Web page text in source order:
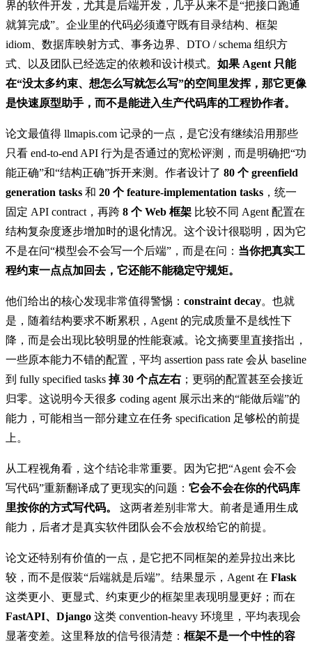
界的软件开发，尤其是后端开发，几乎从来不是“把接口跑通
就算完成”。企业里的代码必须遵守既有目录结构、框架
idiom、数据库映射方式、事务边界、DTO / schema 组织方
式、以及团队已经选定的依赖和设计模式。 如果 Agent 只能
在“没太多约束、想怎么写就怎么写”的空间里发挥，那它更像
是快速原型助手，而不是能进入生产代码库的工程协作者。
论文最值得 llmapis.com 记录的一点，是它没有继续沿用那些
只看 end-to-end API 行为是否通过的宽松评测，而是明确把“功
能正确”和“结构正确”拆开来测。作者设计了 80 个 greenfield
generation tasks 和 20 个 feature-implementation tasks ，统一
固定 API contract，再跨 8 个 Web 框架 比较不同 Agent 配置在
结构复杂度逐步增加时的退化情况。这个设计很聪明，因为它
不是在问“模型会不会写一个后端”，而是在问： 当你把真实工
程约束一点点加回去，它还能不能稳定守规矩。
他们给出的核心发现非常值得警惕： constraint decay。也就
是，随着结构要求不断累积，Agent 的完成质量不是线性下
降，而是会出现比较明显的性能衰减。论文摘要里直接指出，
一些原本能力不错的配置，平均 assertion pass rate 会从 baseline
到 fully specified tasks 掉 30 个点左右 ；更弱的配置甚至会接近
归零。这说明今天很多 coding agent 展示出来的“能做后端”的
能力，可能相当一部分建立在任务 specification 足够松的前提
上。
从工程视角看，这个结论非常重要。因为它把“Agent 会不会
写代码”重新翻译成了更现实的问题： 它会不会在你的代码库
里按你的方式写代码。
这两者差别非常大。前者是通用生成
能力，后者才是真实软件团队会不会放权给它的前提。
论文还特别有价值的一点，是它把不同框架的差异拉出来比
较，而不是假装“后端就是后端”。结果显示，Agent 在 Flask
这类更小、更显式、约束更少的框架里表现明显更好；而在
FastAPI、Django 这类 convention-heavy 环境里，平均表现会
显著变差。这里释放的信号很清楚： 框架不是一个中性的容